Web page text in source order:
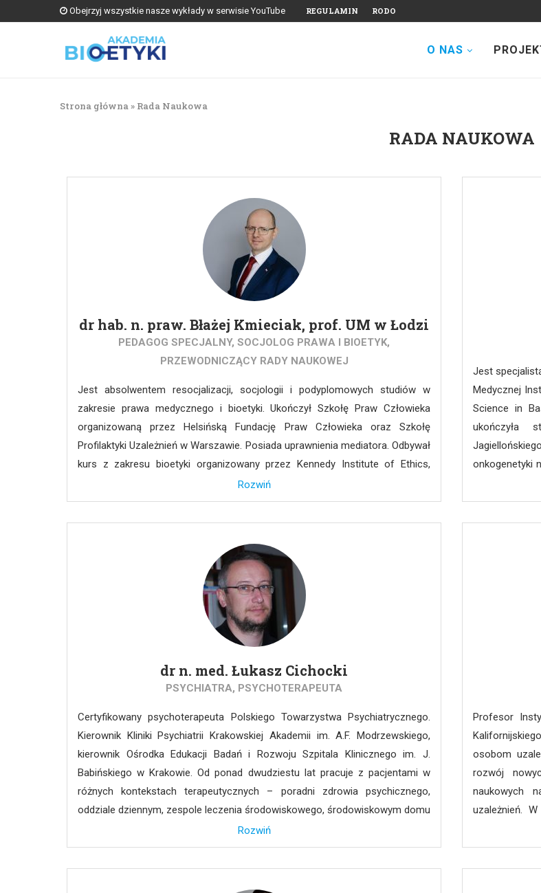
Obejrzyj wszystkie nasze wykłady w serwisie YouTube REGULAMIN RODO
O NAS
Strona główna » Rada Naukowa
RADA NAUKOWA
dr hab. n. praw. Błażej Kmieciak, prof. UM w Łodzi
PEDAGOG SPECJALNY, SOCJOLOG PRAWA I BIOETYK,
PRZEWODNICZĄCY RADY NAUKOWEJ
Jest absolwentem resocjalizacji, socjologii i podyplomowych studiów w
zakresie prawa medycznego i bioetyki. Ukończył Szkołę Praw Człowieka
organizowaną przez Helsińską Fundację Praw Człowieka oraz Szkołę
Profilaktyki Uzależnień w Warszawie. Posiada uprawnienia mediatora. Odbywał
kurs z zakresu bioetyki organizowany przez Kennedy Institute of Ethics,
Uniwersytetu Georgetown oraz półroczne szkolenie dotyczące praktyki w
stosowaniu praw dziecka oraz przeciwdziałaniu przemocy wobec dzieci
organizowane przez Center for Health and Human Rights Uniwersytetu
Rzecznika Praw Pacjenta Szpitala Psychiatrycznego. W tym czasie pracował
również, jako Szef działu Bioetyka portalu biotechnologia.pl. Był
Przewodniczącym Zespołu przy Rzeczniku Praw Pacjenta ds. opracowania
standardów postępowania w terapiach medycznych stosowanych w okresie
kończącego się życia. Był członkiem Zespołu ds. Ochrony Autonomii Rodziny
i Życia Rodzinnego przy Ministerstwie Sprawiedliwości. Pracuje w Zakładzie
Prawa Medycznego Uniwersytetu Medycznego w Łodzi. Od 2020 r. jest
Przewodniczącym oraz Członkiem Państwowej Komisji ds. Pedofilii.
Rozwiń
Jest
Medycznej
Science in
ukończyła
onkogenetyki
szkolenie
Ukończyła
i pediatrii,”
wymóg
prenatalnej”.
Center for
analizie
diagnostyce
klinicznej dla
Medycznego.
dr n. med. Łukasz Cichocki
PSYCHIATRA, PSYCHOTERAPEUTA
Certyfikowany psychoterapeuta Polskiego Towarzystwa Psychiatrycznego.
Kierownik Kliniki Psychiatrii Krakowskiej Akademii im. A.F. Modrzewskiego,
kierownik Ośrodka Edukacji Badań i Rozwoju Szpitala Klinicznego im. J.
Babińskiego w Krakowie. Od ponad dwudziestu lat pracuje z pacjentami w
różnych kontekstach terapeutycznych – poradni zdrowia psychicznego,
oddziale dziennym, zespole leczenia środowiskowego, środowiskowym domu
samopomocy. W dużej mierze jego pacjentami są osoby z głębokimi
zaburzeniami psychicznymi, wymagający długotrwałego leczenia i rehabilitacji.
Ma wieloletnie doświadczenie dydaktyczne zarówno w zakresie nauczania
Rozwiń
Profesor
osobom
rozwój
naukowych
uzależnień.